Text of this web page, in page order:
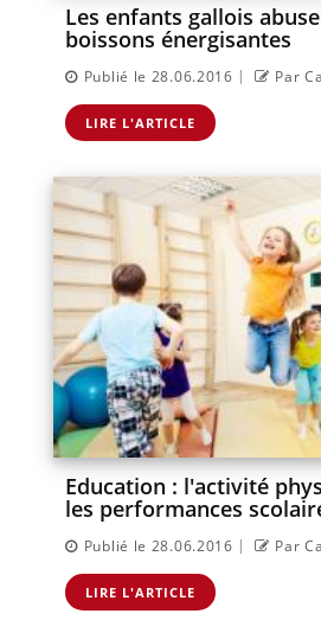
Les enfants gallois
boissons énergisantes
Publié le 28.06.2016 | Par
LIRE L'ARTICLE
Education : l'activité
les performances
Publié le 28.06.2016 | Par
LIRE L'ARTICLE